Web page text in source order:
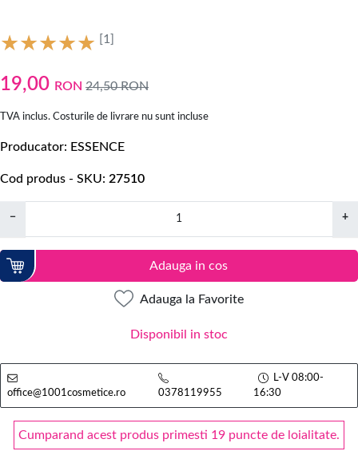
[1]
19,00 RON 24,50RON
TVA inclus. Costurile de livrare nu sunt incluse
Producator ESSENCE
Cod produs - SKU 27510
− +
Adauga in cos
Adauga la Favorite
Disponibil in stoc
office@1001cosmetice.ro 0378119955
L-V 08:00-
16:30
Cumparand acest produs primesti 19 puncte de loialitate.